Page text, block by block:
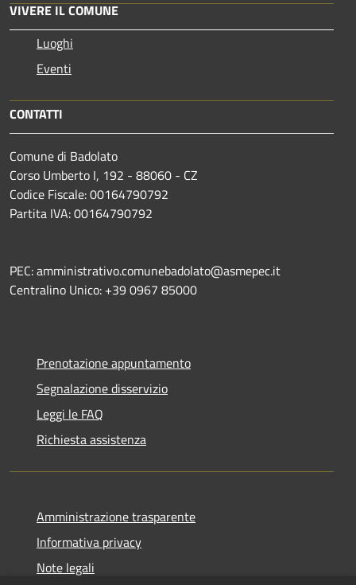
VIVERE IL COMUNE
Luoghi
Eventi
CONTATTI
Comune di Badolato
Corso Umberto I, 192 - 88060 - CZ
Codice Fiscale: 00164790792
Partita IVA: 00164790792
PEC: amministrativo.comunebadolato@asmepec.it
Centralino Unico: +39 0967 85000
Prenotazione appuntamento
Segnalazione disservizio
Leggi le FAQ
Richiesta assistenza
Amministrazione trasparente
Informativa privacy
Note legali